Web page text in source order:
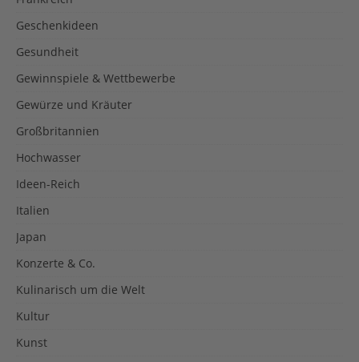
Geschenkideen
Gesundheit
Gewinnspiele & Wettbewerbe
Gewürze und Kräuter
Großbritannien
Hochwasser
Ideen-Reich
Italien
Japan
Konzerte & Co.
Kulinarisch um die Welt
Kultur
Kunst